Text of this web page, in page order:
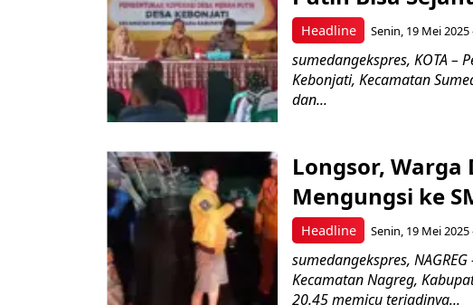
Headline Senin, 19 Mei 2025
sumedangekspres, KOTA –
Kebonjati, Kecamatan
dan...
Headline
Longsor, Warga
Mengungsi ke
Senin, 19 Mei 2025
sumedangekspres,
Kecamatan Nagreg,
20.45 memicu terjadinya...